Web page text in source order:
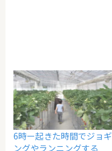
6時ー起きた時間でジョギ
ングやランニングする